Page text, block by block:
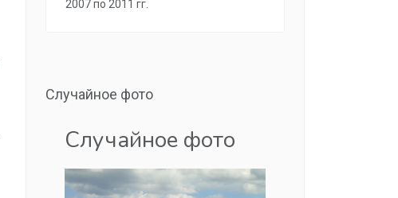
2007 по 2011 гг.
Случайное фото
Случайное фото